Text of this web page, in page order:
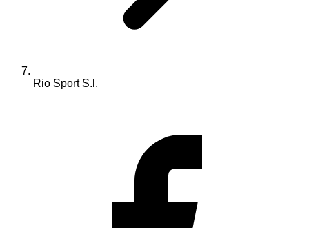
Rio Sport S.l.